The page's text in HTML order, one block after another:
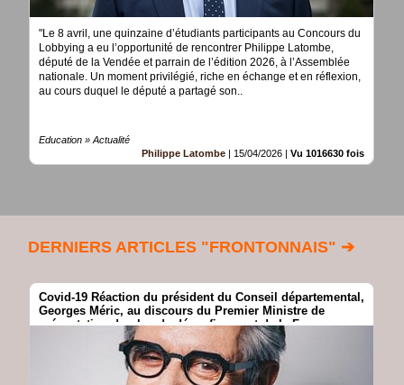
"Le 8 avril, une quinzaine d’étudiants participants au Concours du
Lobbying a eu l’opportunité de rencontrer Philippe Latombe,
député de la Vendée et parrain de l’édition 2026, à l’Assemblée
nationale. Un moment privilégié, riche en échange et en réflexion,
au cours duquel le député a partagé son..
Education » Actualité
Philippe Latombe | 15/04/2026 | Vu 1016630 fois
DERNIERS ARTICLES "FRONTONNAIS" ➔
Covid-19 Réaction du président du Conseil départemental,
Georges Méric, au discours du Premier Ministre de
présentation du plan de déconfinement de la France
devant les députés @HauteGaronne @GeorgesMeric
@EPhilippePM